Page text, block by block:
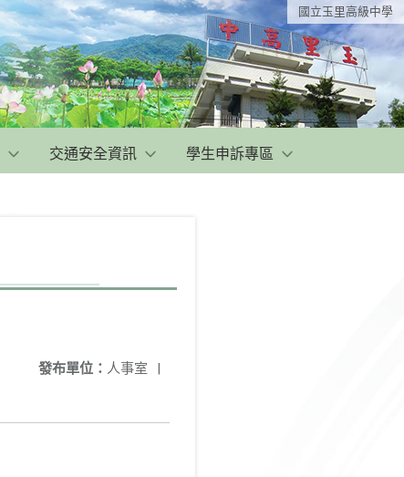
國立玉里高級中學
交通安全資訊 學生申訴專區
發布單位： 人事室 |